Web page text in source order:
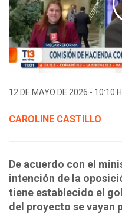
12 DE MAYO DE 2026 - 10:10
CAROLINE CASTILLO
De acuerdo con el
intención de la
tiene establecido el
del proyecto se vayan